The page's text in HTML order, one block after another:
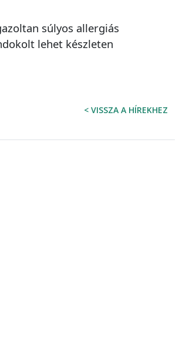
súlyos allergiás
lehet készleten
< VISSZA A HÍREKHEZ